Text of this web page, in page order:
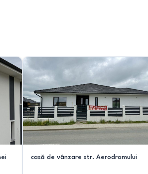
casă de vânzare str. Aerodromului